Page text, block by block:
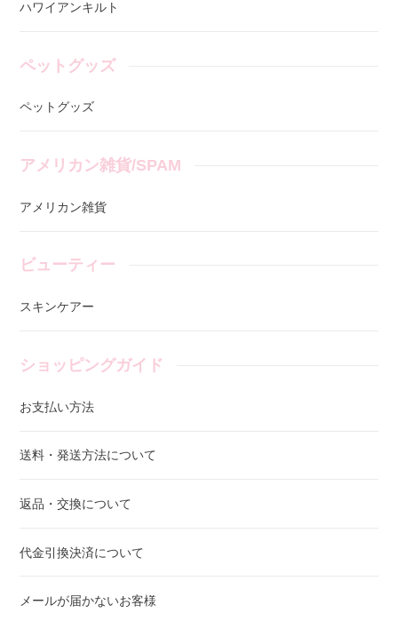
ハワイアンキルト
ペットグッズ
ペットグッズ
アメリカン雑貨/SPAM
アメリカン雑貨
ビューティー
スキンケアー
ショッピングガイド
お支払い方法
送料・発送方法について
返品・交換について
代金引換決済について
メールが届かないお客様